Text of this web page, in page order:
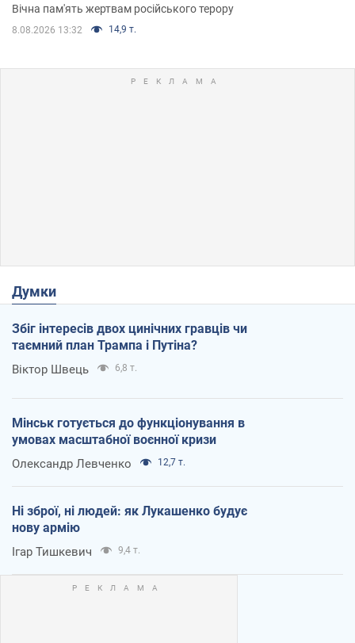
Вічна пам'ять жертвам російського терору
8.08.2026 13:32 14,9 т.
Думки
Збіг інтересів двох цинічних гравців чи
таємний план Трампа і Путіна?
Віктор Швець 6,8 т.
Мінськ готується до функціонування в
умовах масштабної воєнної кризи
Олександр Левченко 12,7 т.
Ні зброї, ні людей: як Лукашенко будує
нову армію
Ігар Тишкевич 9,4 т.